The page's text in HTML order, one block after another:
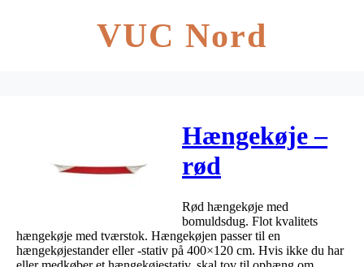
VUC Nord
Hængekøje –
rød
200x150cm
Rød hængekøje med
bomuldsdug. Flot kvalitets
hængekøje med tværstok. Hængekøjen passer til en
hængekøjestander eller -stativ på 400×120 cm. Hvis ikke du har